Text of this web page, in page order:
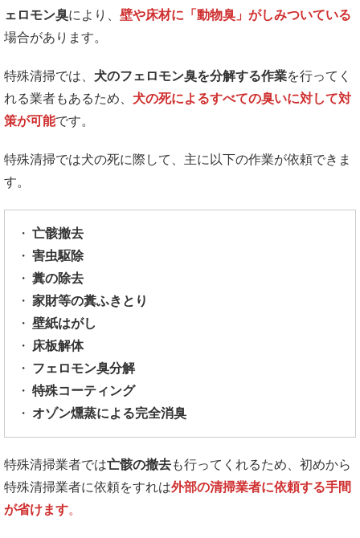
ェロモン臭により、 壁や床材に「動物臭」がしみついている
場合があります。
特殊清掃では、 犬のフェロモン臭を分解する作業を行ってく
れる業者もあるため、 犬の死によるすべての臭いに対して対
策が可能です。
特殊清掃では犬の死に際して、主に以下の作業が依頼できま
す。
亡骸撤去
害虫駆除
糞の除去
家財等の糞ふきとり
壁紙はがし
床板解体
フェロモン臭分解
特殊コーティング
オゾン燻蒸による完全消臭
特殊清掃業者では亡骸の撤去も行ってくれるため、初めから
特殊清掃業者に依頼をすれは外部の清掃業者に依頼する手間
が省けます。